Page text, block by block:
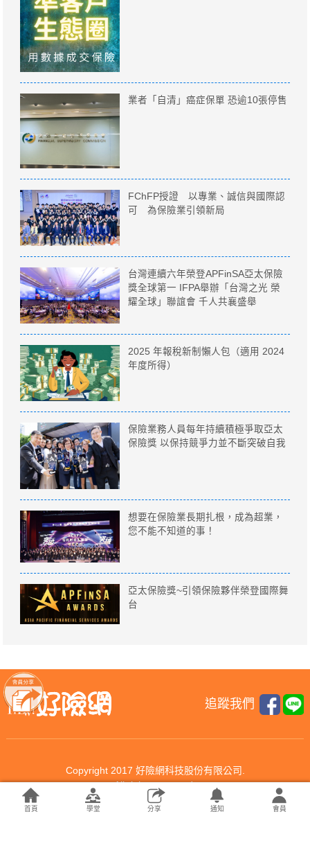
業者「自清」癌症保單 恐逾10張停售
FChFP授證 以專業、誠信與國際認
可 為保險業引領新局
台灣連續六年榮登APFinSA亞太保險
獎全球第一 IFPA舉辦「台灣之光 榮
耀全球」聯誼會 千人共襄盛舉
2025 年報稅新制懶人包（適用 2024
年度所得）
保險業務人員每年持續積極爭取亞太
保險獎 以保持競爭力並不斷突破自我
想要在保險業長期扎根，成為超業，
您不能不知道的事！
亞太保險獎~引領保險夥伴榮登國際舞
台
追蹤我們
Copyright 2017 好險網科技股份有限公司.
All rights reserved.